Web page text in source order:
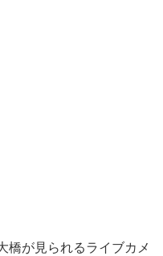
橋が見られるライブカメ